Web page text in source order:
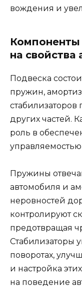
вождения и
Компоненты
на свойства
Подвеска
пружин,
других частей.
роль в
Пружины
автомобиля и
неровностей
контролируют
предотвращая
Стабилизаторы
поворотах,
и настройка
на поведение